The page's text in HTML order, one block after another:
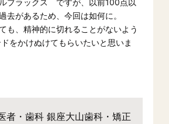
去があるため、今回は如何に。
も、精神的に切れることがないよう
をかけぬけてもらいたいと思いま
者・歯科 銀座大山歯科・矯正